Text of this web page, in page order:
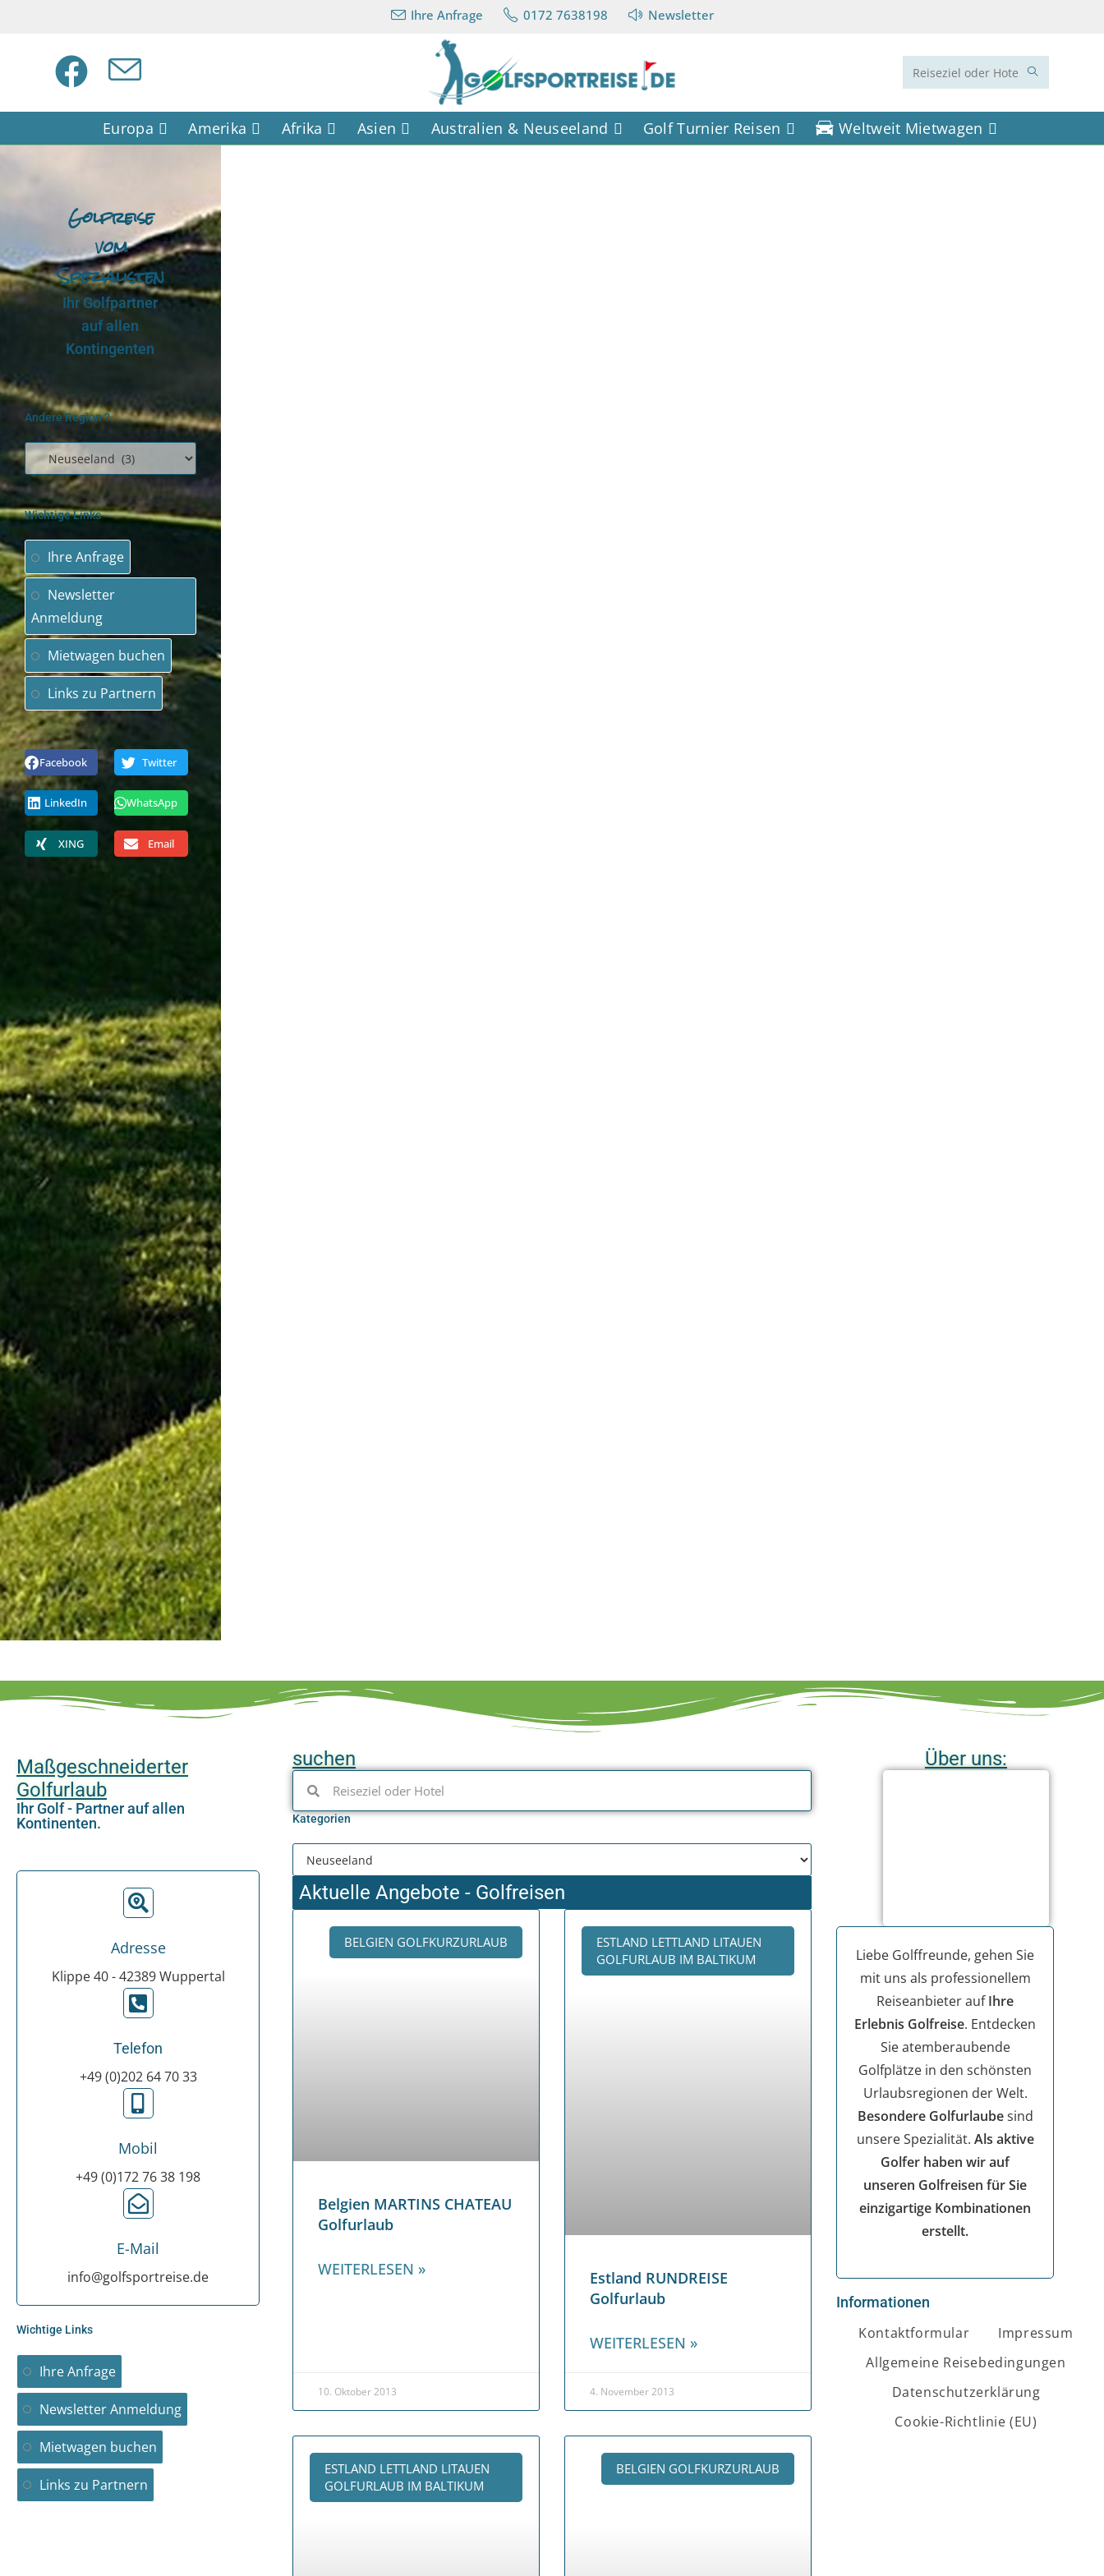
Ihre Anfrage 0172 7638198 Newsletter
Diese
durchsuchen
Europa Amerika Afrika Asien Australien & Neuseeland Golf Turnier Reisen Weltweit Mietwagen
Golfreise
vom
Spezialisten
Ihr Golfpartner
auf allen
Kontingenten
Andere Region ?
Wichtige Links
Ihre Anfrage
Newsletter
Anmeldung
Mietwagen buchen
Links zu Partnern
Facebook Twitter
LinkedIn WhatsApp
XING Email
Maßgeschneiderter
Golfurlaub
Ihr Golf - Partner auf allen
Kontinenten.
Adresse
Klippe 40 - 42389 Wuppertal
Telefon
+49 (0)202 64 70 33
Mobil
+49 (0)172 76 38 198
E-Mail
info@golfsportreise.de
Wichtige Links
Ihre Anfrage
Newsletter Anmeldung
Mietwagen buchen
Links zu Partnern
suchen
Kategorien
Aktuelle Angebote - Golfreisen
BELGIEN GOLFKURZURLAUB
Belgien MARTINS CHATEAU
Golfurlaub
WEITERLESEN »
10. Oktober 2013
ESTLAND LETTLAND LITAUEN
GOLFURLAUB IM BALTIKUM
Estland RUNDREISE
Golfurlaub
WEITERLESEN »
4. November 2013
ESTLAND LETTLAND LITAUEN
GOLFURLAUB IM BALTIKUM
BELGIEN GOLFKURZURLAUB
Über uns:
Liebe Golffreunde, gehen Sie
mit uns als professionellem
Reiseanbieter aufIhre
Erlebnis Golfreise. Entdecken
Sie atemberaubende
Golfplätze in den schönsten
Urlaubsregionen der Welt.
Besondere Golfurlaubesind
unsere Spezialität. Als aktive
Golfer haben wir auf
unseren Golfreisen für Sie
einzigartige Kombinationen
erstellt.
Informationen
Kontaktformular
Impressum
Allgemeine Reisebedingungen
Datenschutzerklärung
Cookie-Richtlinie (EU)